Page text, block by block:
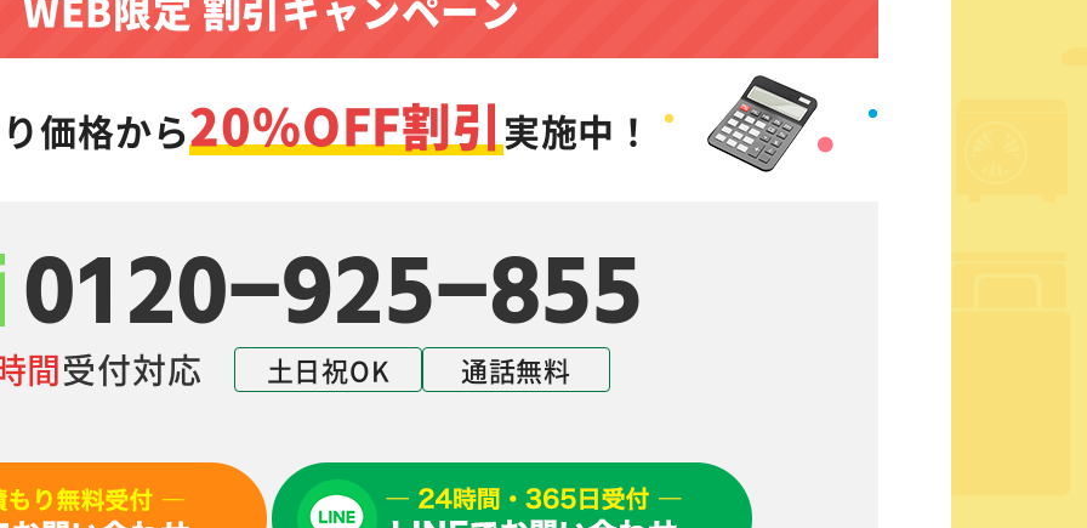
価格から20%OFF割引実施中！
0120-925-855
間受付対応 土日祝OK 通話無料